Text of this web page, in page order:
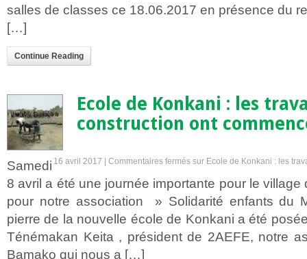
salles de classes ce 18.06.2017 en présence du
[…]
Continue Reading
16 avril 2017 | Commentaires fermés sur Ecole de Konkani : les
Ecole de Konkani : les
construction ont
Samedi
8 avril a été une journée importante pour le
pour notre association » Solidarité enfants du
pierre de la nouvelle école de Konkani a été
Ténémakan Keita , président de 2AEFE, notre
Bamako qui nous a […]